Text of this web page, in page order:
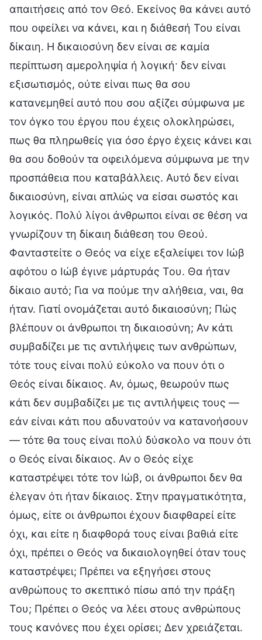
απαιτήσεις από τον Θεό. Εκείνος θα κάνει αυτό
που οφείλει να κάνει, και η διάθεσή Του είναι
δίκαιη. Η δικαιοσύνη δεν είναι σε καμία
περίπτωση αμεροληψία ή λογική· δεν είναι
εξισωτισμός, ούτε είναι πως θα σου
κατανεμηθεί αυτό που σου αξίζει σύμφωνα με
τον όγκο του έργου που έχεις ολοκληρώσει,
πως θα πληρωθείς για όσο έργο έχεις κάνει και
θα σου δοθούν τα οφειλόμενα σύμφωνα με την
προσπάθεια που καταβάλλεις. Αυτό δεν είναι
δικαιοσύνη, είναι απλώς να είσαι σωστός και
λογικός. Πολύ λίγοι άνθρωποι είναι σε θέση να
γνωρίζουν τη δίκαιη διάθεση του Θεού.
Φανταστείτε ο Θεός να είχε εξαλείψει τον Ιώβ
αφότου ο Ιώβ έγινε μάρτυράς Του. Θα ήταν
δίκαιο αυτό; Για να πούμε την αλήθεια, ναι, θα
ήταν. Γιατί ονομάζεται αυτό δικαιοσύνη; Πώς
βλέπουν οι άνθρωποι τη δικαιοσύνη; Αν κάτι
συμβαδίζει με τις αντιλήψεις των ανθρώπων,
τότε τους είναι πολύ εύκολο να πουν ότι ο
Θεός είναι δίκαιος. Αν, όμως, θεωρούν πως
κάτι δεν συμβαδίζει με τις αντιλήψεις τους —
εάν είναι κάτι που αδυνατούν να κατανοήσουν
— τότε θα τους είναι πολύ δύσκολο να πουν ότι
ο Θεός είναι δίκαιος. Αν ο Θεός είχε
καταστρέψει τότε τον Ιώβ, οι άνθρωποι δεν θα
έλεγαν ότι ήταν δίκαιος. Στην πραγματικότητα,
όμως, είτε οι άνθρωποι έχουν διαφθαρεί είτε
όχι, και είτε η διαφθορά τους είναι βαθιά είτε
όχι, πρέπει ο Θεός να δικαιολογηθεί όταν τους
καταστρέψει; Πρέπει να εξηγήσει στους
ανθρώπους το σκεπτικό πίσω από την πράξη
Του; Πρέπει ο Θεός να λέει στους ανθρώπους
τους κανόνες που έχει ορίσει; Δεν χρειάζεται.